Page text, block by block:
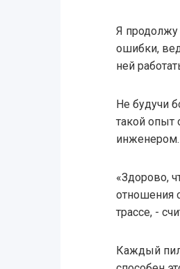
Я продолжу
ошибки,
ней
Не будучи
такой опыт
инженером.
«Здорово,
отношения
трассе, -
Каждый